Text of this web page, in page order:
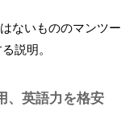
ないもののマンツー
説明。
、英語力を格安